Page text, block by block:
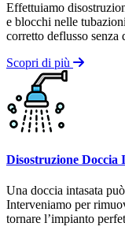
Effettuiamo
e blocchi nelle
corretto deflusso senza
Scopri di più
Disostruzione Doccia
Una doccia intasata
Interveniamo per
tornare l’impianto